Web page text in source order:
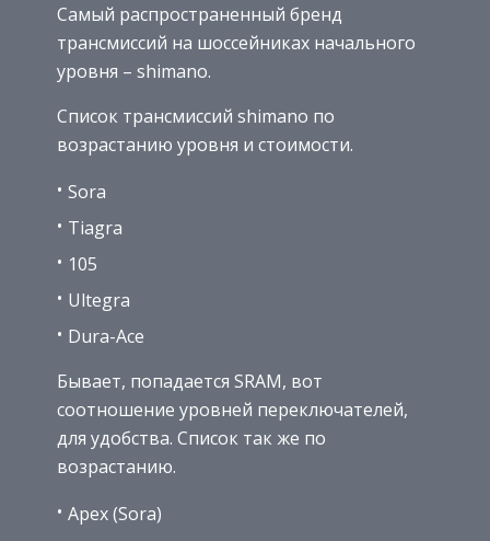
Самый распространенный бренд
трансмиссий на шоссейниках начального
уровня – shimano.
Список трансмиссий shimano по
возрастанию уровня и стоимости.
Sora
Tiagra
105
Ultegra
Dura-Ace
Бывает, попадается SRAM, вот
соотношение уровней переключателей,
для удобства. Список так же по
возрастанию.
Apex (Sora)